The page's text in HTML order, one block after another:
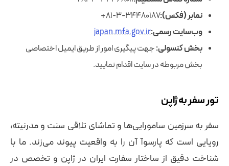
نمابر (فکس):۳۴۴۸۰۱۸۷-۳-۸۱+
وب‌سایت رسمی:japan.mfa.gov.ir
بخش کنسولی:جهت پیگیری امور از طریق ایمیل اختصاصی
بخش مربوطه در سایت اقدام نمایید.
تور سفر به ژاپن
سفر به سرزمین سامورایی‌ها و تماشای تلاقی سنت و مدرنیته،
رویایی است که پارسوآ آن را به واقعیت پیوند می‌زند. ما با
شناخت دقیق از ساختار سفارت ایران در ژاپن و تخصص در